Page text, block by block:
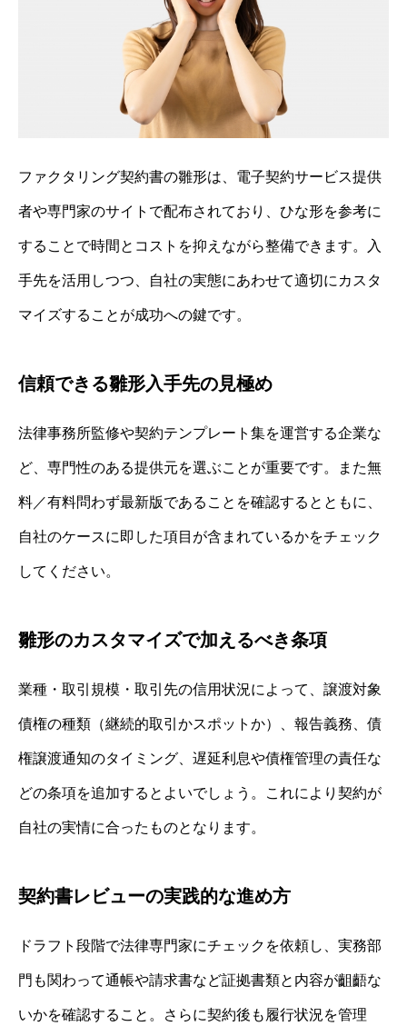
ファクタリング契約書の雛形は、電子契約サービス提供
者や専門家のサイトで配布されており、ひな形を参考に
することで時間とコストを抑えながら整備できます。入
手先を活用しつつ、自社の実態にあわせて適切にカスタ
マイズすることが成功への鍵です。
信頼できる雛形入手先の見極め
法律事務所監修や契約テンプレート集を運営する企業な
ど、専門性のある提供元を選ぶことが重要です。また無
料／有料問わず最新版であることを確認するとともに、
自社のケースに即した項目が含まれているかをチェック
してください。
雛形のカスタマイズで加えるべき条項
業種・取引規模・取引先の信用状況によって、譲渡対象
債権の種類（継続的取引かスポットか）、報告義務、債
権譲渡通知のタイミング、遅延利息や債権管理の責任な
どの条項を追加するとよいでしょう。これにより契約が
自社の実情に合ったものとなります。
契約書レビューの実践的な進め方
ドラフト段階で法律専門家にチェックを依頼し、実務部
門も関わって通帳や請求書など証拠書類と内容が齟齬な
いかを確認すること。さらに契約後も履行状況を管理